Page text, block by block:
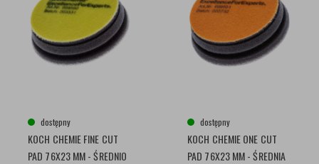
dostępny
KOCH CHEMIE FINE CUT
PAD 76X23 MM - ŚREDNIO
dostępny
KOCH CHEMIE ONE CUT
PAD 76X23 MM - ŚREDNIA